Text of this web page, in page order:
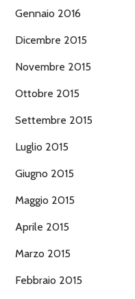
Gennaio 2016
Dicembre 2015
Novembre 2015
Ottobre 2015
Settembre 2015
Luglio 2015
Giugno 2015
Maggio 2015
Aprile 2015
Marzo 2015
Febbraio 2015